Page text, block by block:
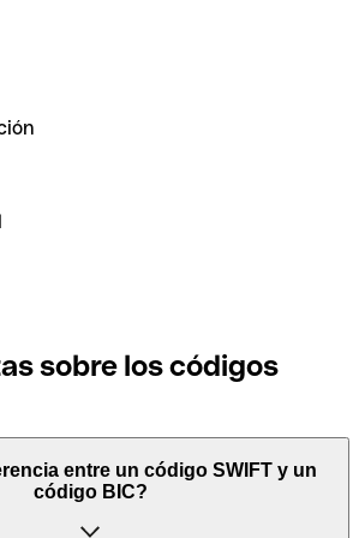
sobre los códigos
entre un código SWIFT y un
código BIC?